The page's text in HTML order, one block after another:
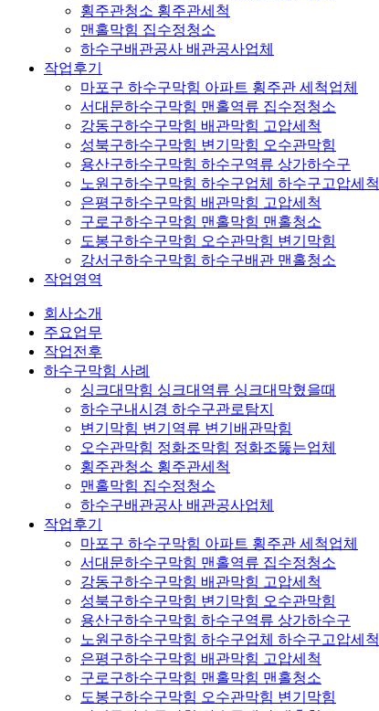
횡주관청소 횡주관세척
맨홀막힘 집수정청소
하수구배관공사 배관공사업체
작업후기
마포구 하수구막힘 아파트 횡주관 세척업체
서대문하수구막힘 맨홀역류 집수정청소
강동구하수구막힘 배관막힘 고압세척
성북구하수구막힘 변기막힘 오수관막힘
용산구하수구막힘 하수구역류 상가하수구
노원구하수구막힘 하수구업체 하수구고압세척
은평구하수구막힘 배관막힘 고압세척
구로구하수구막힘 맨홀막힘 맨홀청소
도봉구하수구막힘 오수관막힘 변기막힘
강서구하수구막힘 하수구배관 맨홀청소
작업영역
회사소개
주요업무
작업전후
하수구막힘 사례
싱크대막힘 싱크대역류 싱크대막혔을때
하수구내시경 하수구관로탐지
변기막힘 변기역류 변기배관막힘
오수관막힘 정화조막힘 정화조뚫는업체
횡주관청소 횡주관세척
맨홀막힘 집수정청소
하수구배관공사 배관공사업체
작업후기
마포구 하수구막힘 아파트 횡주관 세척업체
서대문하수구막힘 맨홀역류 집수정청소
강동구하수구막힘 배관막힘 고압세척
성북구하수구막힘 변기막힘 오수관막힘
용산구하수구막힘 하수구역류 상가하수구
노원구하수구막힘 하수구업체 하수구고압세척
은평구하수구막힘 배관막힘 고압세척
구로구하수구막힘 맨홀막힘 맨홀청소
도봉구하수구막힘 오수관막힘 변기막힘